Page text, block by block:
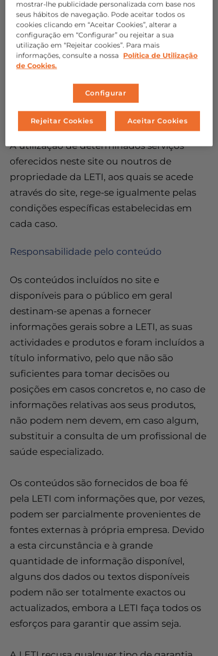
www.farmaindustria.esewww.fenin.es.
O acesso ao sítio Web por qualquer
utilizador da Internet implica a plena
aceitação das presentes condições, que se
encontram permanentemente expostas
no sítio Web, na versão publicada e em
vigor a todo o momento.
A utilização de determinados serviços
oferecidos neste site ou noutros de
propriedade da LETI, aos quais se acede
através do site, rege-se igualmente pelas
condições específicas estabelecidas em
cada caso.
Responsabilidade pelo conteúdo
Os conteúdos incluídos no site e
disponíveis para o público em geral
destinam-se apenas a fornecer
informações gerais sobre a LETI, as suas
actividades e produtos e foram incluídos a
título informativo, pelo que não são
suficientes para tomar decisões ou
posições em casos concretos e, no caso de
informações relativas aos seus produtos,
não podem nem devem, em caso algum,
substituir a consulta de um profissional de
saúde especializado.
Os conteúdos são fornecidos de boa fé
pela LETI com informações que, por vezes,
podem ser parcialmente provenientes de
fontes externas à própria empresa. Devido
a esta circunstância e à grande
quantidade de informação disponível,
alguns dos dados ou textos disponíveis
podem não ser totalmente exactos ou
actualizados, embora a LETI faça todos os
esforços para garantir que assim seja.
mostrar-lhe publicidade personalizada com base nos
seus hábitos de navegação. Pode aceitar todos os
cookies clicando em “Aceitar Cookies”, alterar a
configuração em “Configurar” ou rejeitar a sua
utilização em “Rejeitar cookies”. Para mais
informações, consulte a nossa
Política de Utilização
de Cookies.
Configurar
Rejeitar Cookies Aceitar Cookies